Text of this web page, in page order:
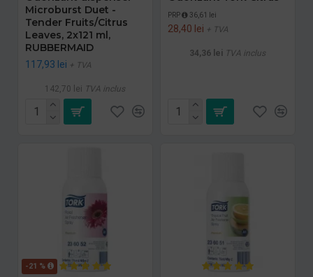
Microburst Duet -
Tender Fruits/Citrus
Leaves, 2x121 ml,
RUBBERMAID
117,93 lei + TVA
142,70 lei TVA inclus
PRP 36,61 lei
28,40 lei + TVA
34,36 lei TVA inclus
-21 %